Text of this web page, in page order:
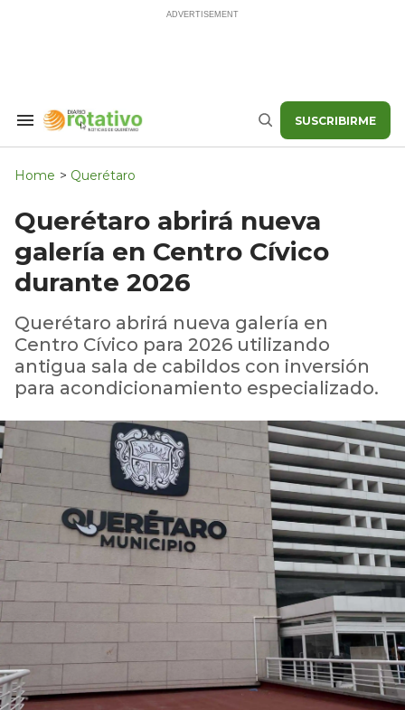
Search
Navigation
Buscar SUSCRIBIRME
Home > Querétaro
Querétaro abrirá nueva
galería en Centro Cívico
durante 2026
Querétaro abrirá nueva galería en
Centro Cívico para 2026 utilizando
antigua sala de cabildos con inversión
para acondicionamiento especializado.